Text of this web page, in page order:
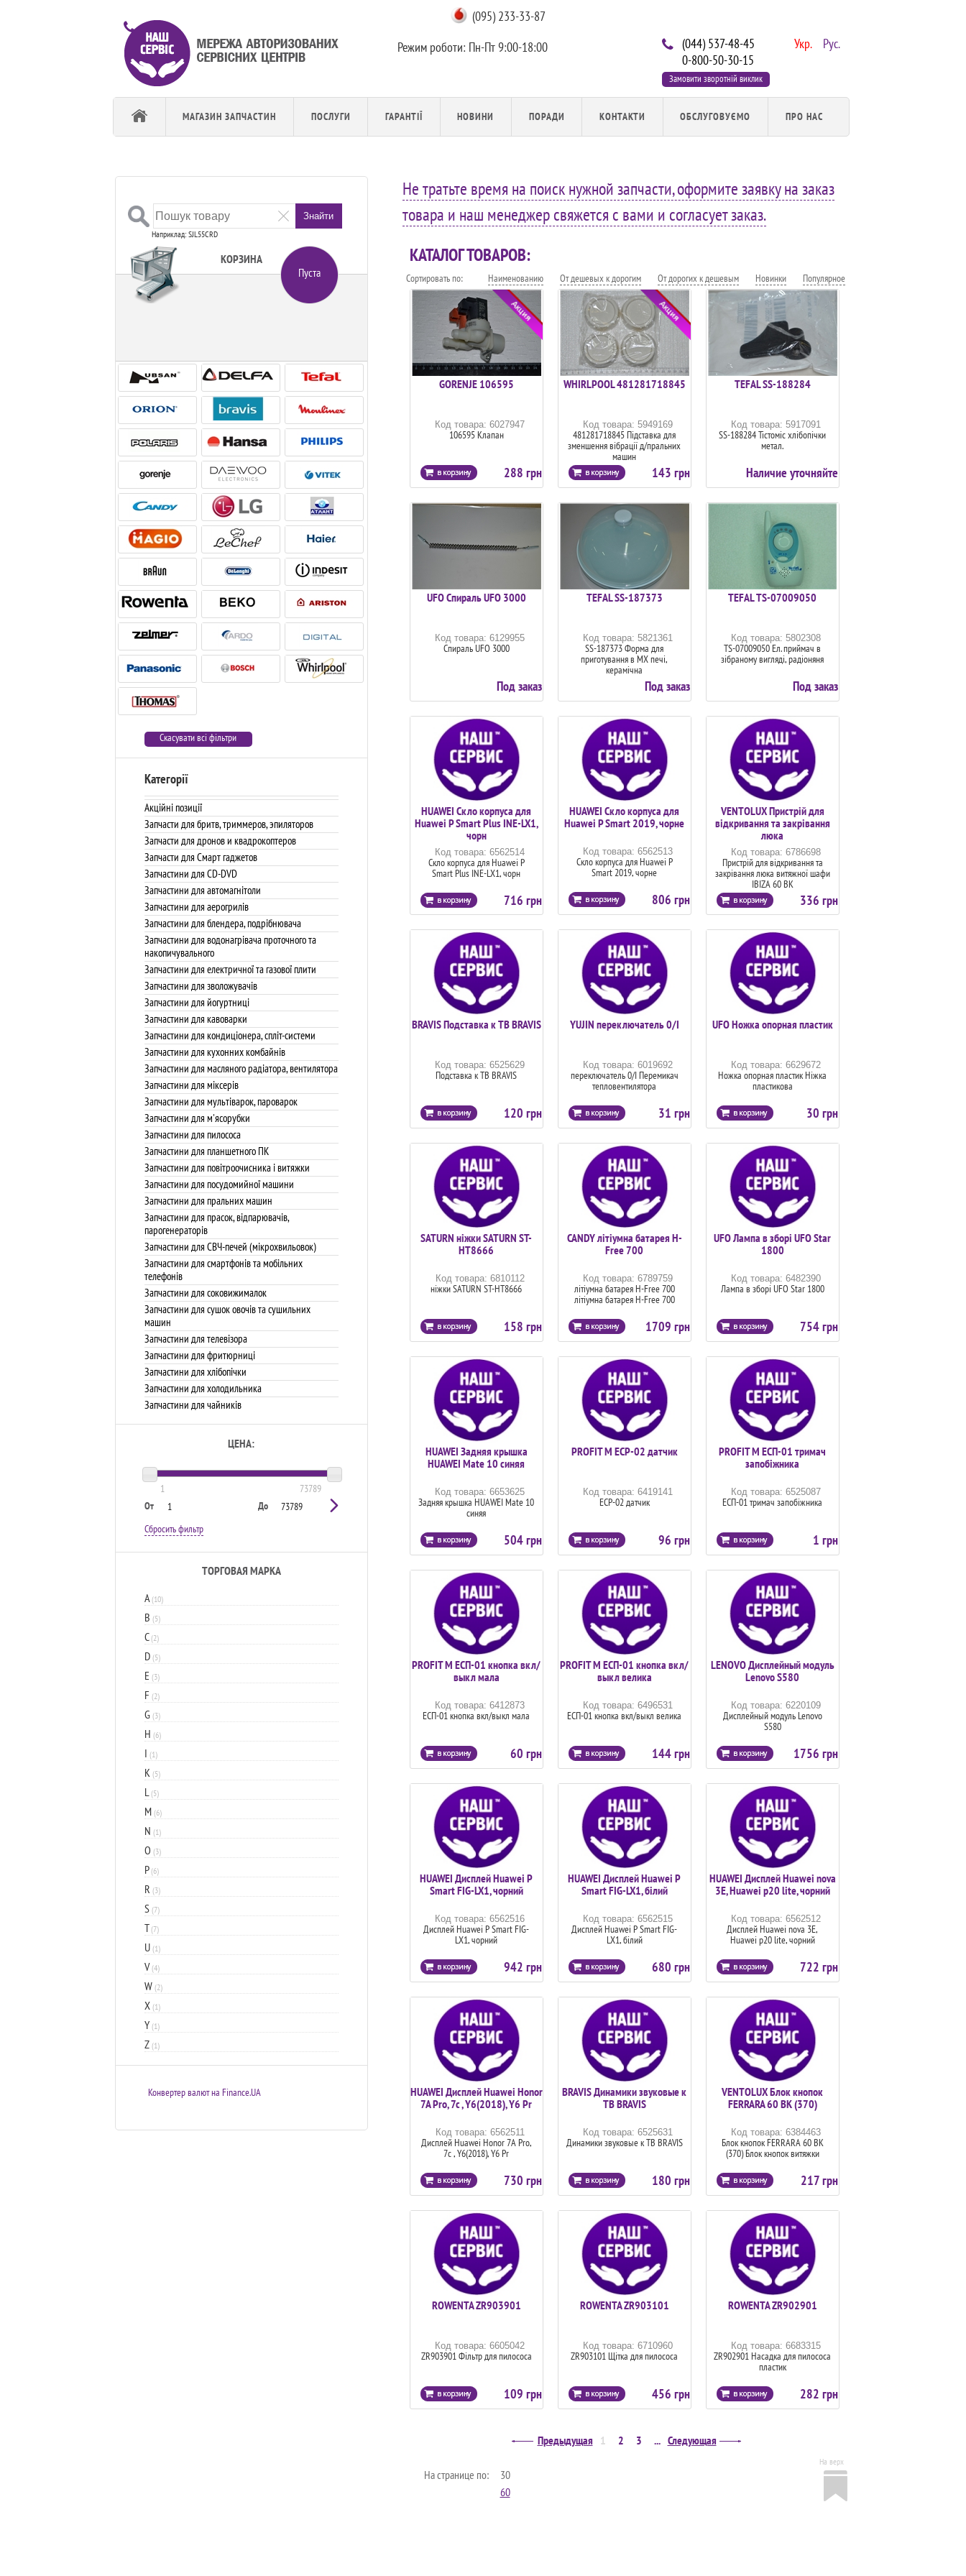
Укр. Рус.
(044) 537-48-45
0-800-50-30-15
Замовити зворотній виклик
(095) 233-33-87
Режим роботи: Пн-Пт 9:00-18:00
МАГАЗИН ЗАПЧАСТИН ПОСЛУГИ ГАРАНТІЇ НОВИНИ ПОРАДИ КОНТАКТИ ОБСЛУГОВУЄМО ПРО НАС
Не тратьте время на поиск нужной запчасти, оформите заявку на заказ
товара и наш менеджер свяжется с вами и согласует заказ.
КАТАЛОГ ТОВАРОВ:
Сортировать по: Наименованию От дешевых к дорогим От дорогих к дешевым Новинки Популярное
GORENJE 106595
Код товара: 6027947
106595 Клапан
288 грн
WHIRLPOOL 481281718845
Код товара: 5949169
481281718845 Підставка для
зменшення вібрації д/пральних
машин
143 грн
TEFAL SS-188284
Код товара: 5917091
SS-188284 Тістоміс хлібопічки
метал.
Наличие уточняйте
UFO Спираль UFO 3000
Код товара: 6129955
Спираль UFO 3000
Под заказ
TEFAL SS-187373
Код товара: 5821361
SS-187373 Форма для
приготування в МХ печі,
керамічна
Под заказ
TEFAL TS-07009050
Код товара: 5802308
TS-07009050 Ел. приймач в
зібраному вигляді, радіоняня
Под заказ
HUAWEI Скло корпуса для
Huawei P Smart Plus INE-LX1,
чорн
Код товара: 6562514
Скло корпуса для Huawei P
Smart Plus INE-LX1, чорн
716 грн
HUAWEI Скло корпуса для
Huawei P Smart 2019, чорне
Код товара: 6562513
Скло корпуса для Huawei P
Smart 2019, чорне
806 грн
VENTOLUX Пристрій для
відкривання та закрівання
люка
Код товара: 6786698
Пристрій для відкривання та
закрівання люка витяжної шафи
IBIZA 60 BK
336 грн
BRAVIS Подставка к ТВ BRAVIS
Код товара: 6525629
Подставка к ТВ BRAVIS
120 грн
YUJIN переключатель 0/I
Код товара: 6019692
переключатель 0/I Перемикач
тепловентилятора
31 грн
UFO Ножка опорная пластик
Код товара: 6629672
Ножка опорная пластик Ніжка
пластикова
30 грн
SATURN ніжки SATURN ST-
HT8666
Код товара: 6810112
ніжки SATURN ST-HT8666
158 грн
CANDY літіумна батарея H-
Free 700
Код товара: 6789759
літіумна батарея H-Free 700
літіумна батарея H-Free 700
1709 грн
UFO Лампа в зборі UFO Star
1800
Код товара: 6482390
Лампа в зборі UFO Star 1800
754 грн
HUAWEI Задняя крышка
HUAWEI Mate 10 синяя
Код товара: 6653625
Задняя крышка HUAWEI Mate 10
синяя
504 грн
PROFIT M ЕСР-02 датчик
Код товара: 6419141
ЕСР-02 датчик
96 грн
PROFIT M ЕСП-01 тримач
запобіжника
Код товара: 6525087
ЕСП-01 тримач запобіжника
1 грн
PROFIT M ЕСП-01 кнопка вкл/
выкл мала
Код товара: 6412873
ЕСП-01 кнопка вкл/выкл мала
60 грн
PROFIT M ЕСП-01 кнопка вкл/
выкл велика
Код товара: 6496531
ЕСП-01 кнопка вкл/выкл велика
144 грн
LENOVO Дисплейный модуль
Lenovo S580
Код товара: 6220109
Дисплейный модуль Lenovo
S580
1756 грн
HUAWEI Дисплей Huawei P
Smart FIG-LX1, чорний
Код товара: 6562516
Дисплей Huawei P Smart FIG-
LX1, чорний
942 грн
HUAWEI Дисплей Huawei P
Smart FIG-LX1, білий
Код товара: 6562515
Дисплей Huawei P Smart FIG-
LX1, білий
680 грн
HUAWEI Дисплей Huawei nova
3E, Huawei p20 lite, чорний
Код товара: 6562512
Дисплей Huawei nova 3E,
Huawei p20 lite, чорний
722 грн
HUAWEI Дисплей Huawei Honor
7A Pro, 7c , Y6(2018), Y6 Pr
Код товара: 6562511
Дисплей Huawei Honor 7A Pro,
7c , Y6(2018), Y6 Pr
730 грн
BRAVIS Динамики звуковые к
ТВ BRAVIS
Код товара: 6525631
Динамики звуковые к ТВ BRAVIS
180 грн
VENTOLUX Блок кнопок
FERRARA 60 BK (370)
Код товара: 6384463
Блок кнопок FERRARA 60 BK
(370) Блок кнопок витяжки
217 грн
ROWENTA ZR903901
Код товара: 6605042
ZR903901 Фільтр для пилососа
109 грн
ROWENTA ZR903101
Код товара: 6710960
ZR903101 Щітка для пилососа
456 грн
ROWENTA ZR902901
Код товара: 6683315
ZR902901 Насадка для пилососа
пластик
282 грн
Предыдущая 1 2 3 ... Следующая
На странице по:
30
60
На верх
Наприклад: SJL55CRD
Знайти
КОРЗИНА
Пуста
Скасувати всі фільтри
Категорії
Акційні позиції
Запчасти для бритв, триммеров, эпиляторов
Запчасти для дронов и квадрокоптеров
Запчасти для Смарт гаджетов
Запчастини для CD-DVD
Запчастини для автомагнітоли
Запчастини для аерогрилів
Запчастини для блендера, подрібнювача
Запчастини для водонагрівача проточного та
накопичувального
Запчастини для електричної та газової плити
Запчастини для зволожувачів
Запчастини для йогуртниці
Запчастини для кавоварки
Запчастини для кондиціонера, спліт-системи
Запчастини для кухонних комбайнів
Запчастини для масляного радіатора, вентилятора
Запчастини для міксерів
Запчастини для мультіварок, пароварок
Запчастини для м'ясорубки
Запчастини для пилососа
Запчастини для планшетного ПК
Запчастини для повітроочисника і витяжки
Запчастини для посудомийної машини
Запчастини для пральних машин
Запчастини для прасок, відпарювачів,
парогенераторів
Запчастини для СВЧ-печей (мікрохвильовок)
Запчастини для смартфонів та мобільних
телефонів
Запчастини для соковижималок
Запчастини для сушок овочів та сушильних
машин
Запчастини для телевізора
Запчастини для фритюрниці
Запчастини для хлібопічки
Запчастини для холодильника
Запчастини для чайників
ЦЕНА:
1
73789
От
До
Сбросить фильтр
ТОРГОВАЯ МАРКА
A(10)
B (5)
C(2)
D (5)
E (3)
F (2)
G (3)
H (6)
I (1)
K (5)
L(5)
M (6)
N (1)
O (3)
P(6)
R (3)
S (7)
T(7)
U (1)
V(4)
W (2)
X (1)
Y (1)
Z (1)
Конвертер валют на Finance.UA